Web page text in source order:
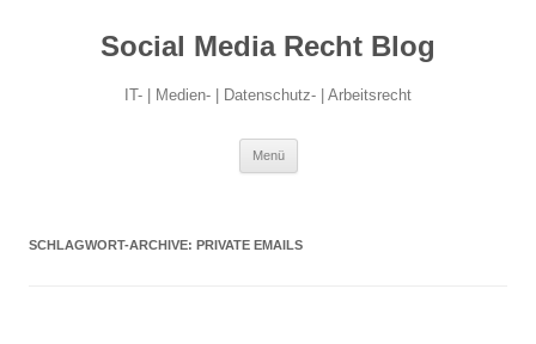
Social Media Recht Blog
IT- | Medien- | Datenschutz- | Arbeitsrecht
Menü
SCHLAGWORT-ARCHIVE: PRIVATE EMAILS